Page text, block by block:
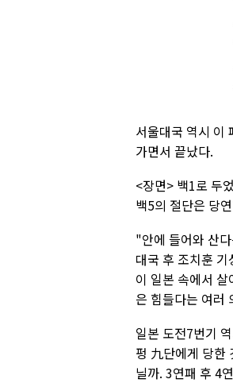
서울대국 역시 이
가면서 끝났다.
<장면> 백1로 두
백5의 절단은 당
"안에 들어와 산
대국 후 조치훈
이 일본 속에서
은 힘들다는 여러
일본 도전7번기
펑 九단에게 당한
닐까. 3연패 후 4